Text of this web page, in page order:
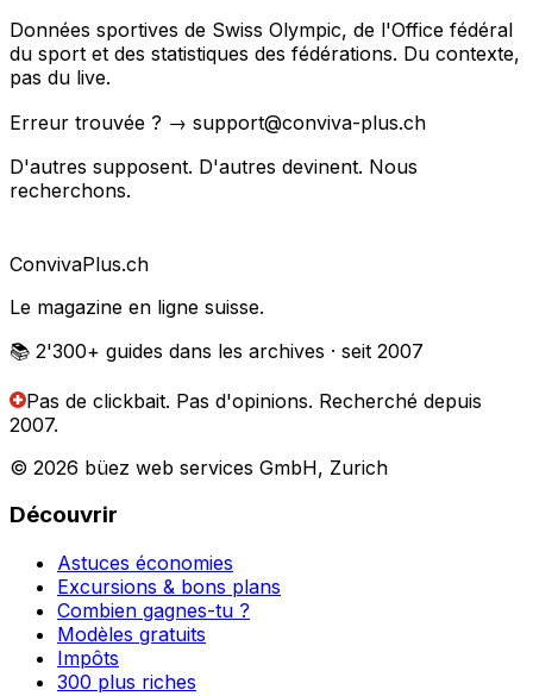
Données sportives de Swiss Olympic, de l'Office fédéral
du sport et des statistiques des fédérations. Du contexte,
pas du live.
Erreur trouvée ? → support@conviva-plus.ch
D'autres supposent. D'autres devinent. Nous
recherchons.
ConvivaPlus.ch
Le magazine en ligne suisse.
📚 2'300+ guides dans les archives · seit 2007
Pas de clickbait. Pas d'opinions. Recherché depuis
2007.
© 2026 büez web services GmbH, Zurich
Découvrir
Astuces économies
Excursions & bons plans
Combien gagnes-tu ?
Modèles gratuits
Impôts
300 plus riches